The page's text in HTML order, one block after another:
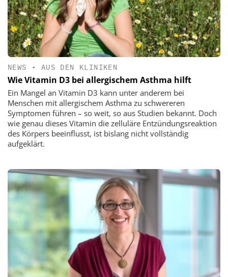
NEWS • AUS DEN KLINIKEN
Wie Vitamin D3 bei allergischem Asthma hilft
Ein Mangel an Vitamin D3 kann unter anderem bei
Menschen mit allergischem Asthma zu schwereren
Symptomen führen – so weit, so aus Studien bekannt. Doch
wie genau dieses Vitamin die zelluläre Entzündungsreaktion
des Körpers beeinflusst, ist bislang nicht vollständig
aufgeklärt.